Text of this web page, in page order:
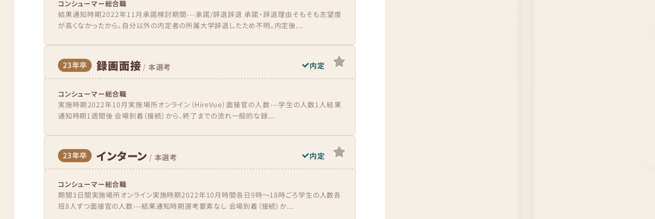
コンシューマー総合職
結果通知時期2022年11月承諾検討期間---承諾/辞退辞退 承諾・辞退理由そもそも志望度
が高くなかったから。自分以外の内定者の所属大学辞退したため不明。内定後...
23年卒 録画面接 / 本選考 内定
コンシューマー総合職
実施時期2022年10月実施場所オンライン（HireVue）面接官の人数---学生の人数1人結果
通知時期1週間後 会場到着（接続）から、終了までの流れ一般的な録...
23年卒 インターン / 本選考 内定
コンシューマー総合職
期間3日間実施場所オンライン実施時期2022年10月時間各日9時〜18時ごろ学生の人数各
班8人ずつ面接官の人数---結果通知時期選考要素なし 会場到着（接続）か...